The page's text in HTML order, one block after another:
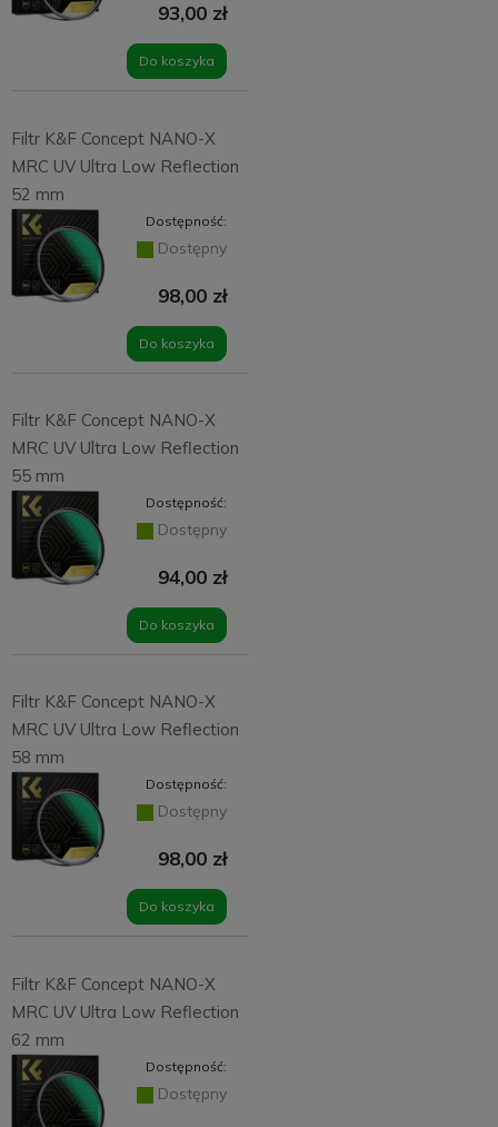
93,00 zł
Do koszyka
Filtr K&F Concept NANO-X
MRC UV Ultra Low Reflection
52 mm
Dostępność:
Dostępny
98,00 zł
Do koszyka
Filtr K&F Concept NANO-X
MRC UV Ultra Low Reflection
55 mm
Dostępność:
Dostępny
94,00 zł
Do koszyka
Filtr K&F Concept NANO-X
MRC UV Ultra Low Reflection
58 mm
Dostępność:
Dostępny
98,00 zł
Do koszyka
Filtr K&F Concept NANO-X
MRC UV Ultra Low Reflection
62 mm
Dostępność:
Dostępny